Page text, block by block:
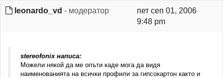
leonardo_vd - модератор
пет сеп 01, 2006
9:48 pm
stereofonix написа:
Можели някой да ме опъти каде мога да видя
наименованията на всички профили за гипсокартон както и